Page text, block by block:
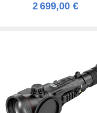
2 699,00 €